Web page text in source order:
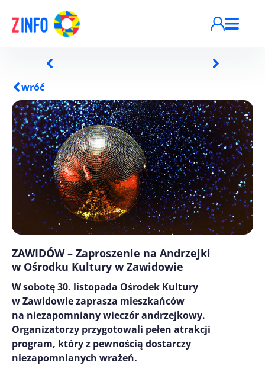
wróć
ZAWIDÓW – Zaproszenie na Andrzejki
w Ośrodku Kultury w Zawidowie
W sobotę 30. listopada Ośrodek Kultury
w Zawidowie zaprasza mieszkańców
na niezapomniany wieczór andrzejkowy.
Organizatorzy przygotowali pełen atrakcji
program, który z pewnością dostarczy
niezapomnianych wrażeń.